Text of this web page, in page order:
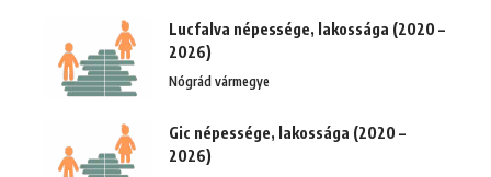
Lucfalva népessége, lakossága (2020 –
2026)
Nógrád vármegye
Gic népessége, lakossága (2020 –
2026)